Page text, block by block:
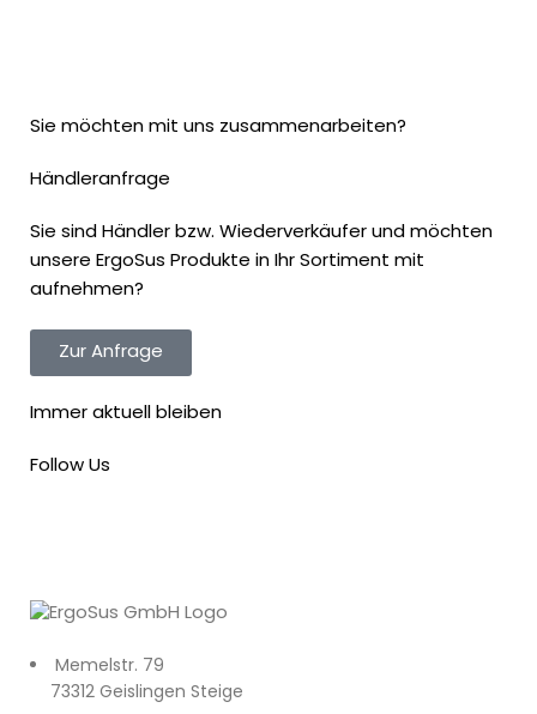
Sie möchten mit uns zusammenarbeiten?
Händleranfrage
Sie sind Händler bzw. Wiederverkäufer und möchten
unsere ErgoSus Produkte in Ihr Sortiment mit
aufnehmen?
Zur Anfrage
Immer aktuell bleiben
Follow Us
Memelstr. 79
73312 Geislingen Steige